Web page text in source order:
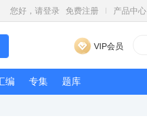
您好，请登录 免费注册 产品中心
VIP会员
编 专集 题库